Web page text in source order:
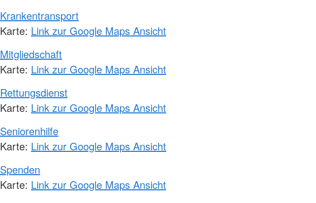
Krankentransport
Karte: Link zur Google Maps Ansicht
Mitgliedschaft
Karte: Link zur Google Maps Ansicht
Rettungsdienst
Karte: Link zur Google Maps Ansicht
Seniorenhilfe
Karte: Link zur Google Maps Ansicht
Spenden
Karte: Link zur Google Maps Ansicht